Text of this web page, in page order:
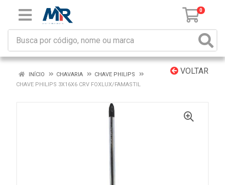
0
VOLTAR
INÍCIO CHAVARIA
CHAVE PHILIPS
CHAVE PHILIPS 3X16X6 CRV FOXLUX/FAMASTIL